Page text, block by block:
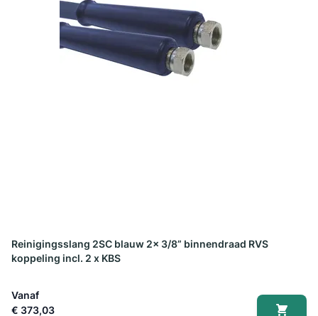
Reinigingsslang 2SC blauw 2x 3/8” binnendraad RVS
koppeling incl. 2 x KBS
Vanaf
€ 373,03